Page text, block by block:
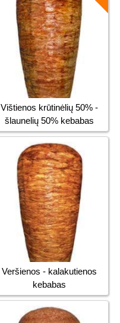
Vištienos krūtinėlių 50% -
šlaunelių 50% kebabas
Veršienos - kalakutienos
kebabas